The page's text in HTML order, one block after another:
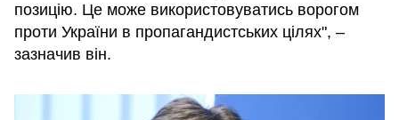
позицію. Це може використовуватись ворогом
проти України в пропагандистських цілях", –
зазначив він.